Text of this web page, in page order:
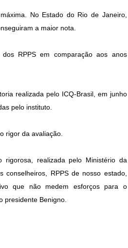
No Estado do Rio de Janeiro,
a maior nota.
RPPS em comparação aos anos
realizada pelo ICQ-Brasil, em junho
pelo instituto.
rigor da avaliação.
rigorosa, realizada pelo Ministério da
conselheiros, RPPS de nosso estado,
que não medem esforços para o
presidente Benigno.